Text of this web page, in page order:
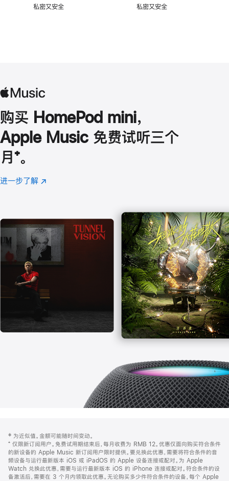
私密又安全 私密又安全
购买 HomePod mini，
Apple Music 免费试听三个
月 脚
注
⁺。
进一步了解 Apple
(在
口
中
打
开)
页
页
脚
注
‡ 为近似值。金额可能随时间变动。
⁺ 仅限新订阅用户。免费试用期结束后，每月收费为 RMB 12。优惠仅面向购买符合条件
的新设备的 Apple Music 新订阅用户限时提供。要兑换此优惠，需要将符合条件的音
频设备与运行最新版本 iOS 或 iPadOS 的 Apple 设备连接或配对。为 Apple
Watch 兑换此优惠，需要与运行最新版本 iOS 的 iPhone 连接或配对。符合条件的设
备激活后，需要在 3 个月内领取此优惠。无论购买多少件符合条件的设备，每个 Apple